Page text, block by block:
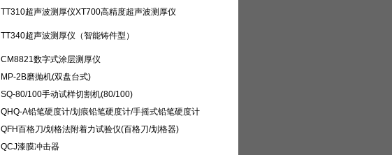
TT310超声波测厚仪XT700高精度超声波测厚仪
TT340超声波测厚仪（智能铸件型）
CM8821数字式涂层测厚仪
MP-2B磨抛机(双盘台式)
SQ-80/100手动试样切割机(80/100)
QHQ-A铅笔硬度计/划痕铅笔硬度计/手摇式铅笔硬度计
QFH百格刀/划格法附着力试验仪(百格刀/划格器)
QCJ漆膜冲击器